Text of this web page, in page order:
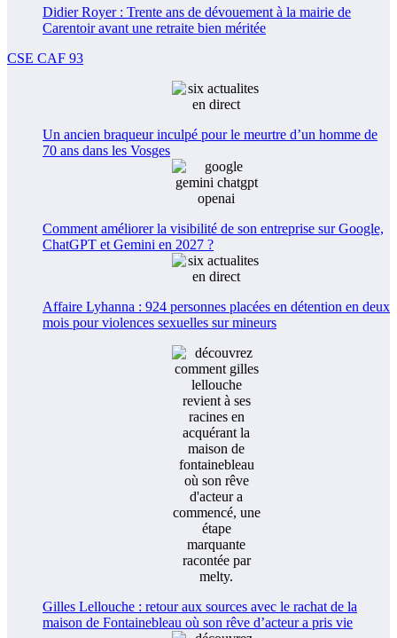
Didier Royer : Trente ans de dévouement à la mairie de
Carentoir avant une retraite bien méritée
CSE CAF 93
Un ancien braqueur inculpé pour le meurtre d’un homme de
70 ans dans les Vosges
Comment améliorer la visibilité de son entreprise sur Google,
ChatGPT et Gemini en 2027 ?
Affaire Lyhanna : 924 personnes placées en détention en deux
mois pour violences sexuelles sur mineurs
Gilles Lellouche : retour aux sources avec le rachat de la
maison de Fontainebleau où son rêve d’acteur a pris vie